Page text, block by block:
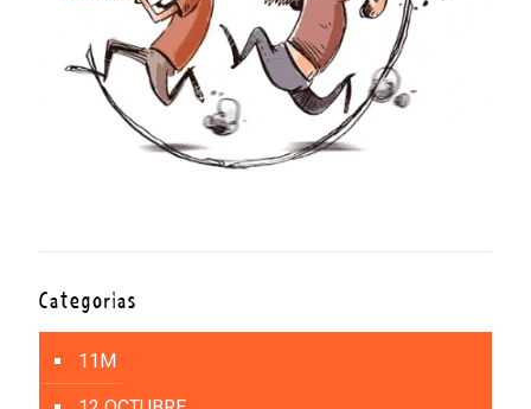
Categorías
11M